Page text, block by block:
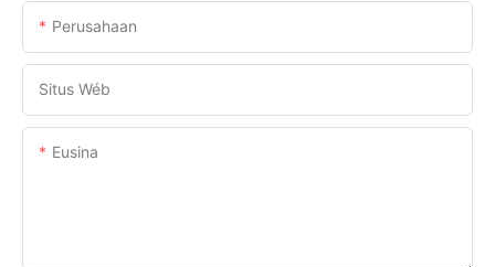
Perusahaan
Situs Wéb
Eusina